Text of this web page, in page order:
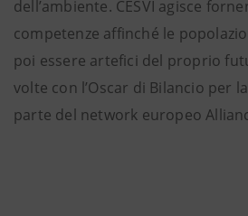
dell’ambiente. CESVI agisce
competenze affinché le
poi essere artefici del proprio
volte con l’Oscar di Bilancio per
parte del network europeo